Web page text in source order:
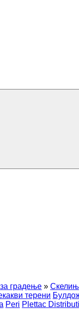
градење »
терени
Peri Plettac